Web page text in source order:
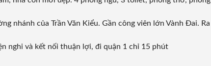
nhánh của Trần Văn Kiểu. Gần công viên lớn Vành Đai. Ra
nghi và kết nối thuận lợi, đi quận 1 chỉ 15 phút